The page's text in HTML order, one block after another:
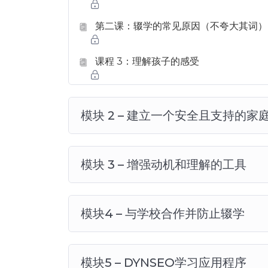
第二课：辍学的常见原因（不夸大其词）
课程 3：理解孩子的感受
模块 2 – 建立一个安全且支持的家
模块 3 – 增强动机和理解的工具
模块4 – 与学校合作并防止辍学
模块5 – DYNSEO学习应用程序